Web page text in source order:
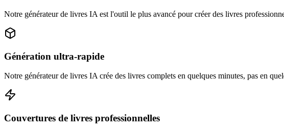
Notre générateur de livres IA est l'outil le plus avancé pour créer des livres
Génération ultra-rapide
Notre générateur de livres IA crée des livres complets en quelques minutes, pas en
Couvertures de livres professionnelles